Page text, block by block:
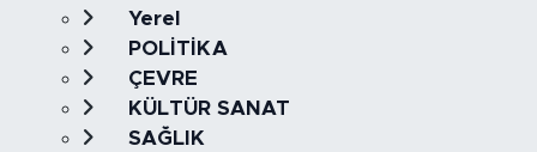
Yerel
POLİTİKA
ÇEVRE
KÜLTÜR SANAT
SAĞLIK